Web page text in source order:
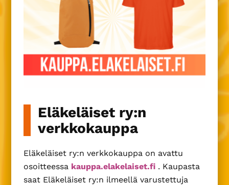
Eläkeläiset ry:n
verkkokauppa
Eläkeläiset ry:n verkkokauppa on avattu
osoitteessa kauppa.elakelaiset.fi . Kaupasta
saat Eläkeläiset ry:n ilmeellä varustettuja